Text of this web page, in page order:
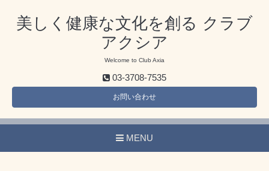
美しく健康な文化を創る クラブ
アクシア
Welcome to Club Axia
03-3708-7535
お問い合わせ
MENU